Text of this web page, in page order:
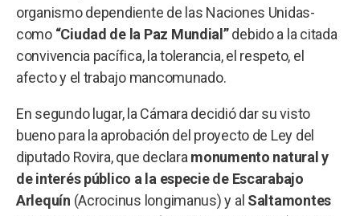
organismo dependiente de las Naciones Unidas-
como “Ciudad de la Paz Mundial”debido a la citada
convivencia pacífica, la tolerancia, el respeto, el
afecto y el trabajo mancomunado.
En segundo lugar, la Cámara decidió dar su visto
bueno para la aprobación del proyecto de Ley del
diputado Rovira, que declara monumento natural y
de interés público a la especie de Escarabajo
Arlequín (Acrocinus longimanus) y al Saltamontes